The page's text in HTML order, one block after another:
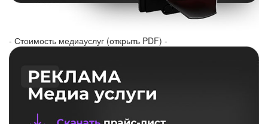
- Стоимость медиауслуг (открыть PDF) -